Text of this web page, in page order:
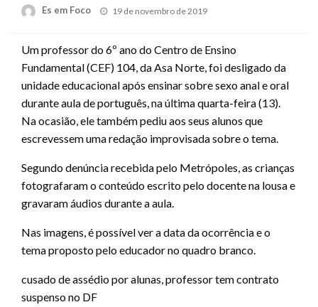
Es em Foco
Posted
19 de novembro de 2019
Um professor do 6º ano do Centro de Ensino
Fundamental (CEF) 104, da Asa Norte, foi desligado da
unidade educacional após ensinar sobre sexo anal e oral
durante aula de português, na última quarta-feira (13).
Na ocasião, ele também pediu aos seus alunos que
escrevessem uma redação improvisada sobre o tema.
Segundo denúncia recebida pelo Metrópoles, as crianças
fotografaram o conteúdo escrito pelo docente na lousa e
gravaram áudios durante a aula.
Nas imagens, é possível ver a data da ocorrência e o
tema proposto pelo educador no quadro branco.
cusado de assédio por alunas, professor tem contrato
suspenso no DF